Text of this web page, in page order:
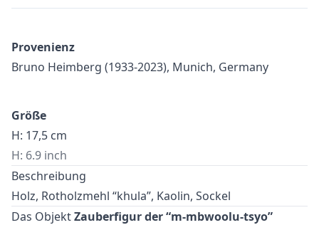
Provenienz
Bruno Heimberg (1933-2023), Munich, Germany
Größe
H: 17,5 cm
H: 6.9 inch
Beschreibung
Holz, Rotholzmehl “khula”, Kaolin, Sockel
Das ObjektZauberfigur der “m-mbwoolu-tsyo”